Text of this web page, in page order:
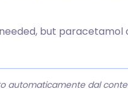
but
automaticamente dal